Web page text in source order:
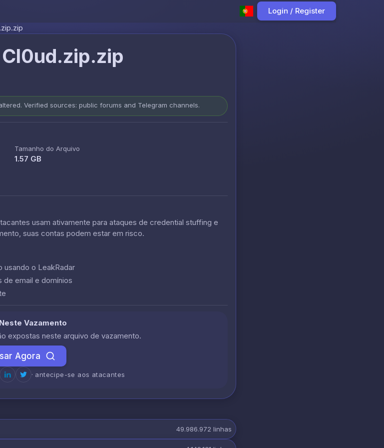
Login / Register
Verified sources: public forums and Telegram channels.
Tamanho do Arquivo
1.57 GB
usam ativamente para ataques de credential stuffing e
suas contas podem estar em risco.
usando o LeakRadar
de email e domínios
Vazamento
expostas neste arquivo de vazamento.
Agora
· antecipe-se aos atacantes
49.986.972 linhas